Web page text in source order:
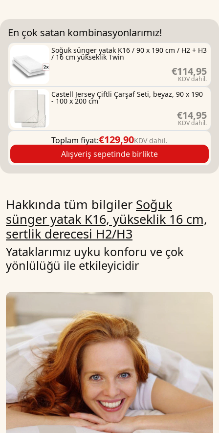
En çok satan kombinasyonlarımız!
Soğuk sünger yatak K16 / 90 x 190 cm / H2 + H3
/ 16 cm yükseklik Twin
€114,95
KDV dahil.
Castell Jersey Çiftli Çarşaf Seti, beyaz, 90 x 190
- 100 x 200 cm
€14,95
KDV dahil.
Toplam fiyat:€129,90KDV dahil.
Alışveriş sepetinde birlikte
Hakkında tüm bilgiler Soğuk
sünger yatak K16, yükseklik 16 cm,
sertlik derecesi H2/H3
Yataklarımız uyku konforu ve çok
yönlülüğü ile etkileyicidir